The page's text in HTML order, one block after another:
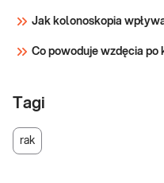
Jak kolonoskopia
Co powoduje wzdęcia po
Tagi
rak